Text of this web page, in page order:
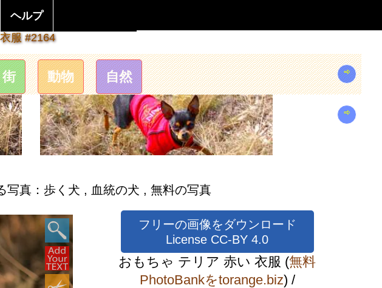
ヘルプ
服 #2164
街 動物 自然 ⇨
⇨
写真：歩く犬 , 血統の犬 , 無料の写真
フリーの画像をダウンロード
License CC-BY 4.0
おもちゃ テリア 赤い 衣服 (無料
PhotoBankをtorange.biz) /